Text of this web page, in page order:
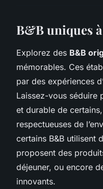
B&B uniques
Explorez des B&B
mémorables. Ces
par des expériences
Laissez-vous séduire
et durable de
respectueuses de
certains B&B utilisent
proposent des
déjeuner, ou encore
innovants.